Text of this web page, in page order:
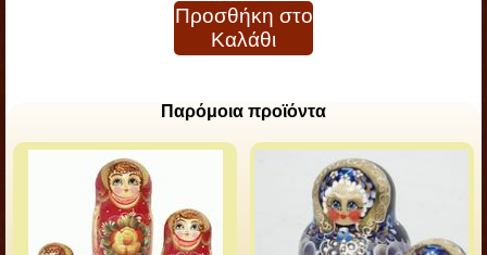
Προσθήκη στο
Καλάθι
Παρόμοια προϊόντα